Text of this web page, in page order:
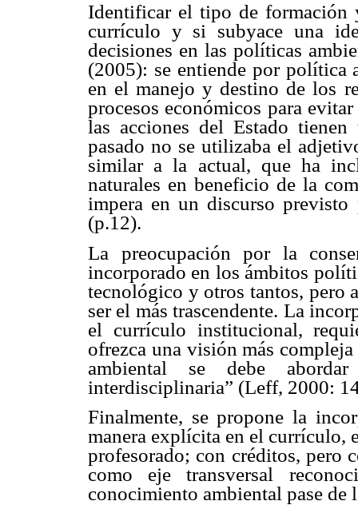
Identificar el tipo de formación
currículo y si subyace una
decisiones en las políticas
(2005): se entiende por
en el manejo y destino de los
procesos económicos para
las acciones del Estado
pasado no se utilizaba el
similar a la actual, que ha
naturales en beneficio de la
impera en un discurso previsto
(p.12).
La preocupación por la
incorporado en los ámbitos
tecnológico y otros tantos, pero
ser el más trascendente. La
el currículo institucional,
ofrezca una visión más
ambiental se debe
interdisciplinaria” (Leff, 2000:
Finalmente, se propone la
manera explícita en el currículo,
profesorado; con créditos, pero
como eje transversal
conocimiento ambiental pase de